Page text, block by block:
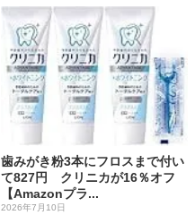
歯みがき粉3本にフロスまで付い
て827円 クリニカが16％オフ
【Amazonプラ...
2026年7月10日